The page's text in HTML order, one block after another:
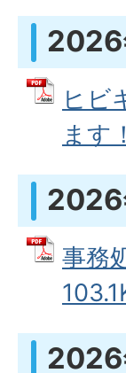
2026
ヒビ
ます
2026
事務
2026